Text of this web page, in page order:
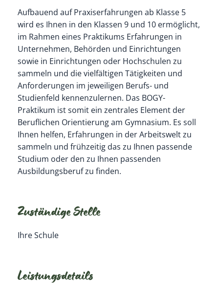
Aufbauend auf Praxiserfahrungen ab Klasse 5
wird es Ihnen in den Klassen 9 und 10 ermöglicht,
im Rahmen eines Praktikums Erfahrungen in
Unternehmen, Behörden und Einrichtungen
sowie in Einrichtungen oder Hochschulen zu
sammeln und die vielfältigen Tätigkeiten und
Anforderungen im jeweiligen Berufs- und
Studienfeld kennenzulernen. Das BOGY-
Praktikum ist somit ein zentrales Element der
Beruflichen Orientierung am Gymnasium. Es soll
Ihnen helfen, Erfahrungen in der Arbeitswelt zu
sammeln und frühzeitig das zu Ihnen passende
Studium oder den zu Ihnen passenden
Ausbildungsberuf zu finden.
Zuständige Stelle
Ihre Schule
Leistungsdetails